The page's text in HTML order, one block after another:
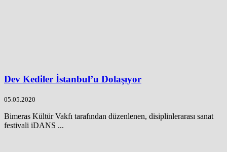
Dev Kediler İstanbul’u Dolaşıyor
05.05.2020
Bimeras Kültür Vakfı tarafından düzenlenen, disiplinlerarası sanat
festivali iDANS ...